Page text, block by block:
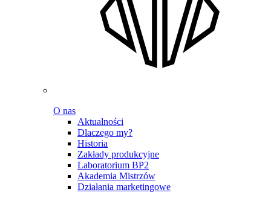
O nas
Aktualności
Dlaczego my?
Historia
Zakłady produkcyjne
Laboratorium BP2
Akademia Mistrzów
Działania marketingowe